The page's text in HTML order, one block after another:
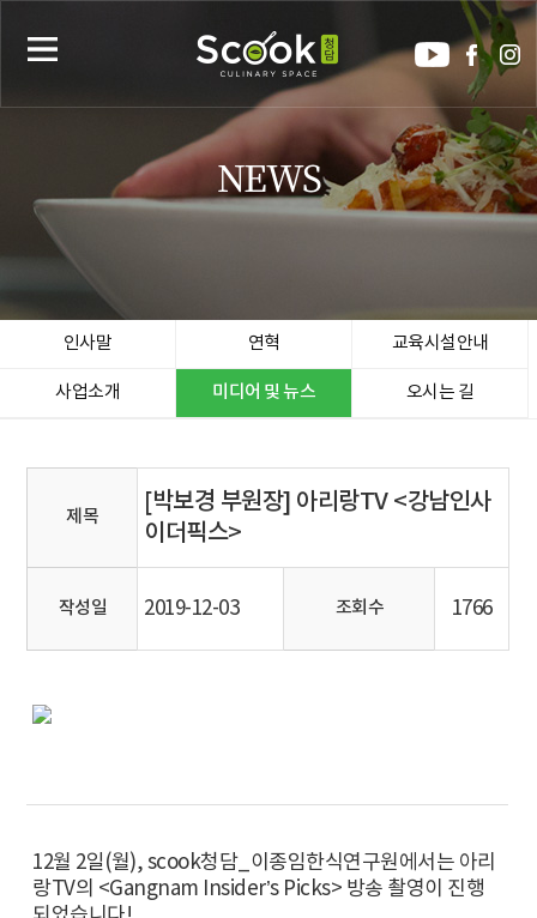
NEWS
인사말 연혁 교육시설안내
사업소개 미디어 및 뉴스 오시는 길
제목
[박보경 부원장] 아리랑TV <강남인사
이더픽스>
작성일 2019-12-03 조회수 1766
12월 2일(월), scook청담_이종임한식연구원에서는 아리
랑TV의 <Gangnam Insider’s Picks> 방송 촬영이 진행